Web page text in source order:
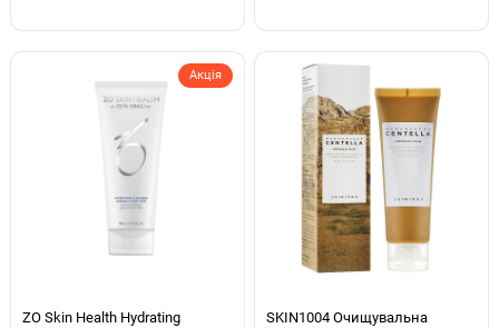
Акція
ZO Skin Health Hydrating
SKIN1004 Очищувальна